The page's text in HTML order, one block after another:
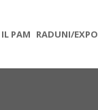
IL PAM RADUNI/EXPO